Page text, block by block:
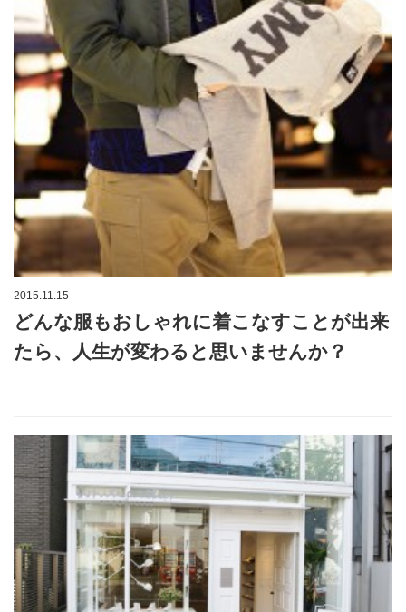
2015.11.15
どんな服もおしゃれに着こなすことが出来
たら、人生が変わると思いませんか？